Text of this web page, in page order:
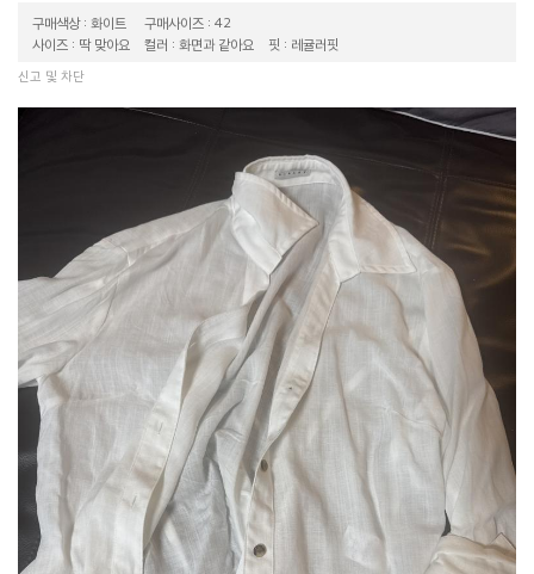
구매색상 : 화이트
구매사이즈 : 42
사이즈 : 딱 맞아요
컬러 : 화면과 같아요 핏 : 레귤러핏
신고 및 차단